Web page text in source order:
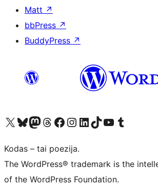
Matt ↗
bbPress ↗
BuddyPress ↗
Visit our X (formerly Twitter) account
Apsilankykite mūsų Bluesky paskyroje
Visit our Mastodon account
Apsilankykite mūsų Threads paskyroje
Visit our Facebook page
Visit our Instagram account
Visit our LinkedIn account
Apsilankykite mūsų TikTok paskyroje
Visit our YouTube channel
Apsilankykite mūsų Tumblr
Kodas – tai poezija.
The WordPress® trademark is the
of the WordPress Foundation.